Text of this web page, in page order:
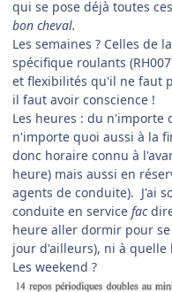
qui se pose déjà toutes
bon cheval.
Les semaines ? Celles de
spécifique roulants
et flexibilités qu'il ne faut
il faut avoir conscience !
Les heures : du n'importe
n'importe quoi aussi à la
donc horaire connu à
heure) mais aussi en
agents de conduite). J'ai
conduite en service fac
heure aller dormir pour
jour d'ailleurs), ni à
Les weekend ?